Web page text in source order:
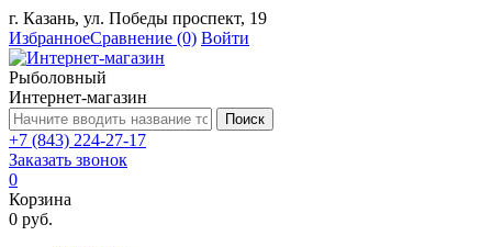
г. Казань, ул. Победы проспект, 19
ИзбранноеСравнение (0) Войти
Рыболовный
Интернет-магазин
Поиск
+7 (843) 224-27-17
Заказать звонок
0
Корзина
0 руб.